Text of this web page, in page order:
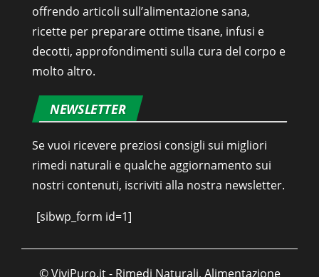
offrendo articoli sull’alimentazione sana,
ricette per preparare ottime tisane, infusi e
decotti, approfondimenti sulla cura del corpo e
molto altro.
NEWSLETTER
Se vuoi ricevere preziosi consigli sui migliori
rimedi naturali e qualche aggiornamento sui
nostri contenuti, iscriviti alla nostra newsletter.
[sibwp_form id=1]
© ViviPuro.it - Rimedi Naturali, Alimentazione